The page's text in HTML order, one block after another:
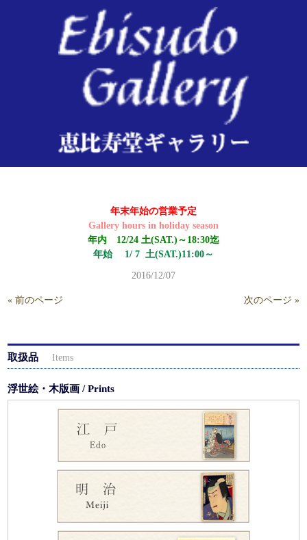
年末年始の営業予定
Gallery hours in holiday season
年内 12/24 土(SAT.)～18:30迄
年始 1/ 7 土(SAT.)11:00～
2016/12/07
« 前のページ 次のページ »
取扱品 Items
浮世絵・木版画 / Prints